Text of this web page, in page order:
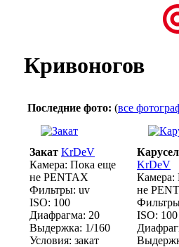
Кривоногов
Последние фото: (все
Закат KrDeV
Камера: Пока еще
не PENTAX
Фильтры: uv
ISO: 100
Диафрагма: 20
Выдержка: 1/160
Условия: закат
KrDeV
Камера:
не
ISO: 100